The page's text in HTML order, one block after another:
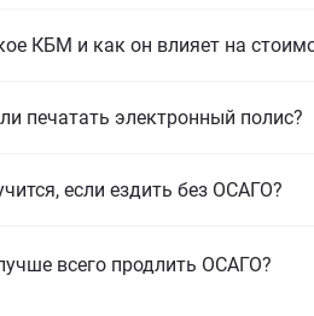
КБМ и как он влияет на
печатать электронный полис?
если ездить без ОСАГО?
всего продлить ОСАГО?